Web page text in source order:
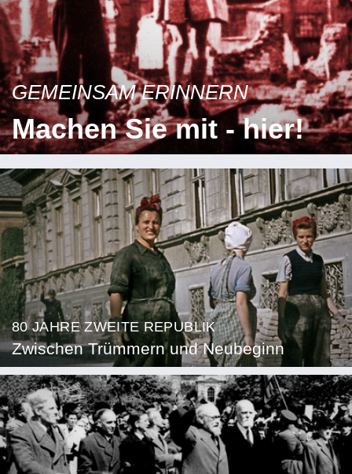
GEMEINSAM ERINNERN
Machen Sie mit - hier!
80 JAHRE ZWEITE REPUBLIK
Zwischen Trümmern und Neubeginn